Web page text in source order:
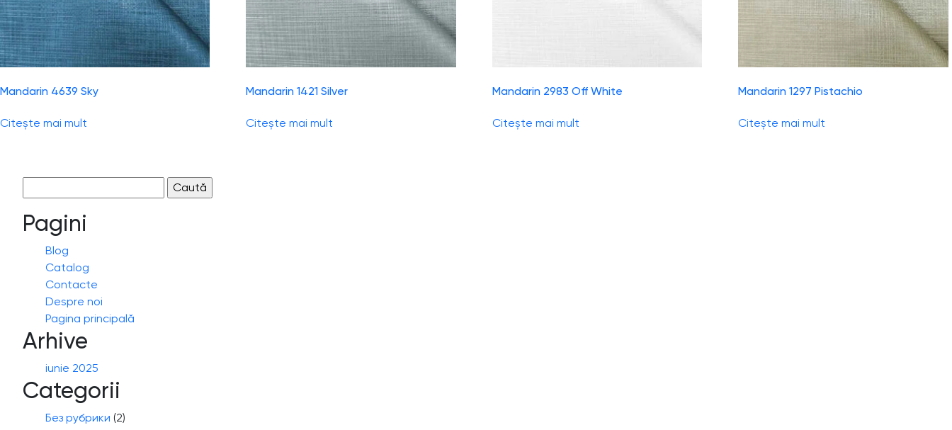
Mandarin 4639 Sky
Citește mai mult
Mandarin 1421 Silver
Citește mai mult
Mandarin 2983 Off White
Citește mai mult
Mandarin 1297 Pistachio
Citește mai mult
după:
Pagini
Blog
Catalog
Contacte
Despre noi
Pagina principală
Arhive
iunie 2025
Categorii
Без рубрики (2)